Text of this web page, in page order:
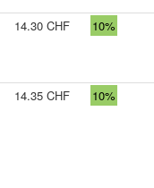
14.30 CHF 10%
14.35 CHF 10%